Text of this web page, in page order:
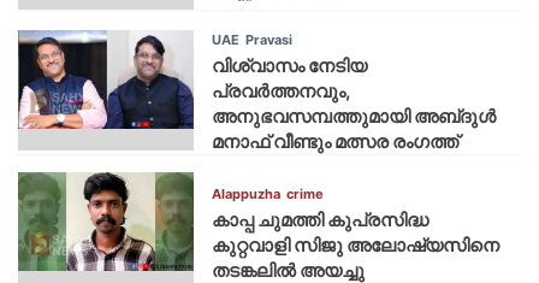
UAE Pravasi
വിശ്വാസം നേടിയ
പ്രവർത്തനവും,
അനുഭവസമ്പത്തുമായി അബ്‌ദുൾ
മനാഫ് വീണ്ടും മത്സര രംഗത്ത്
Alappuzha crime
കാപ്പ ചുമത്തി കുപ്രസിദ്ധ
കുറ്റവാളി സിജു അലോഷ്യസിനെ
തടങ്കലിൽ അയച്ചു